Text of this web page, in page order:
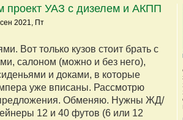
проект УАЗ с дизелем и АКПП
2021, Пт
Вот только кузов стоит брать с
салоном (можно и без него),
и доками, в которые
уже вписаны. Рассмотрю
Обменяю. Нужны ЖД/
12 и 40 футов (6 или 12